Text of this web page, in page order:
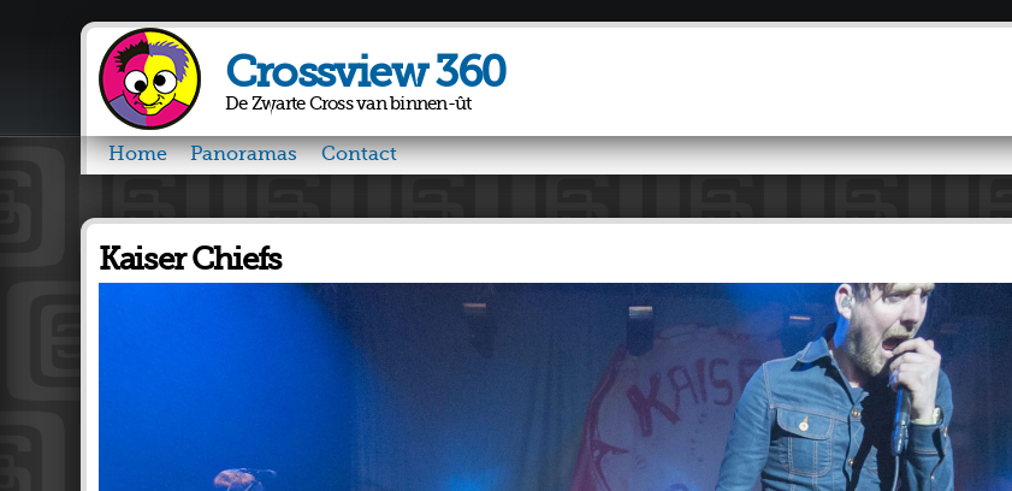
Crossview 360
De Zwarte Cross van binnen-ût
Home Panoramas Contact
Kaiser Chiefs